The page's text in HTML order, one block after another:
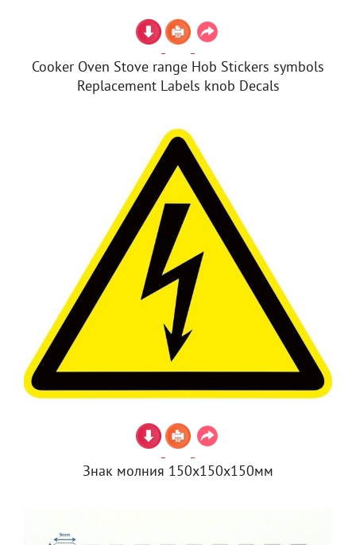
Cooker Oven Stove range Hob Stickers symbols
Replacement Labels knob Decals
Знак молния 150х150х150мм